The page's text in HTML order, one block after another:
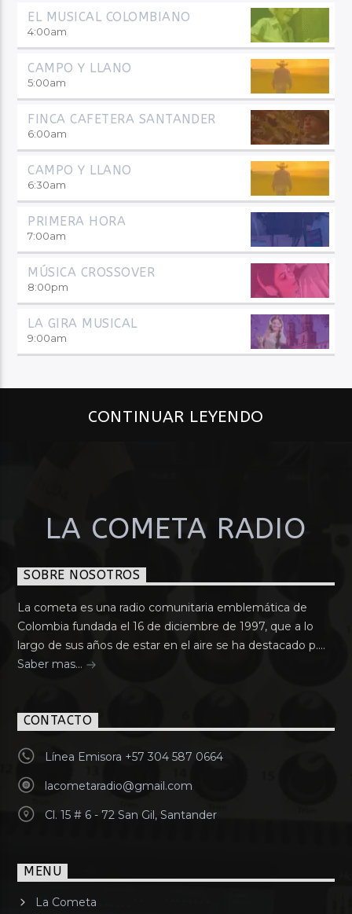
EL MUSICAL COLOMBIANO
4:00am
CAMPO Y LLANO
5:00am
FINCA CAFETERA SANTANDER
6:00am
CAMPO Y LLANO
6:30am
PRIMERA HORA
7:00am
MÚSICA CROSSOVER
8:00pm
LA GIRA MUSICAL
9:00am
CONTINUAR LEYENDO
LA COMETA RADIO
SOBRE NOSOTROS
La cometa es una radio comunitaria emblemática de
Colombia fundada el 16 de diciembre de 1997, que a lo
largo de sus años de estar en el aire se ha destacado p....
Saber mas...
CONTACTO
Línea Emisora +57 304 587 0664
lacometaradio@gmail.com
Cl. 15 # 6 - 72 San Gil, Santander
MENU
La Cometa